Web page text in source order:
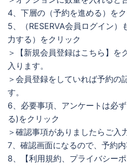
4、下層の（予約を進める）を
5、（RESERVA会員ログイン）
力する）をクリック
＞【新規会員登録はこちら】を
入ります。
＞会員登録をしていれば予約の
す。
6、必要事項、アンケートは必
る)をクリック
＞確認事項がありましたらご入
7、確認画面になるので、予約
8、【利用規約、プライバシー